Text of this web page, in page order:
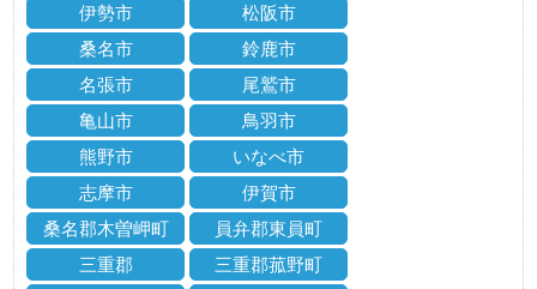
伊勢市
松阪市
桑名市
鈴鹿市
名張市
尾鷲市
亀山市
鳥羽市
熊野市
いなべ市
志摩市
伊賀市
桑名郡木曽岬町
員弁郡東員町
三重郡
三重郡菰野町